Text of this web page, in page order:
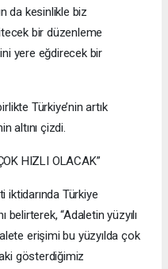
da kesinlikle biz
bir düzenleme
yere eğdirecek bir
Türkiye’nin artık
altını çizdi.
HIZLI OLACAK”
iktidarında Türkiye
belirterek, “Adaletin yüzyılı
erişimi bu yüzyılda çok
gösterdiğimiz